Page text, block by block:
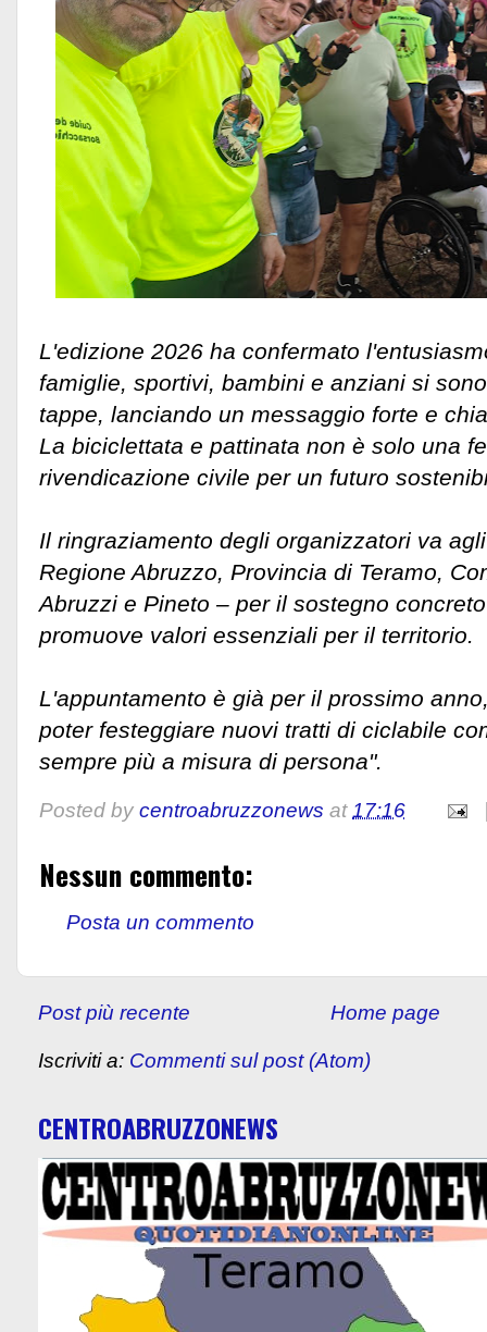
L'edizione 2026 ha confermato
famiglie, sportivi, bambini e anziani si
tappe, lanciando un messaggio forte e
La biciclettata e pattinata non è solo una
rivendicazione civile per un futuro
Il ringraziamento degli organizzatori va
Regione Abruzzo, Provincia di Teramo,
Abruzzi e Pineto – per il sostegno
promuove valori essenziali per il territorio.
L'appuntamento è già per il prossimo
poter festeggiare nuovi tratti di ciclabile
sempre più a misura di persona".
Posted by centroabruzzonews at17:16
Nessun commento:
Posta un commento
Post più recente Home page
Iscriviti a: Commenti sul post (Atom)
CENTROABRUZZONEWS